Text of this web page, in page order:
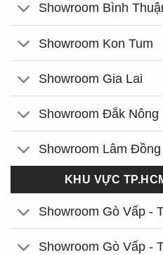
Showroom Bình
Showroom Kon Tum
Showroom Gia Lai
Showroom Đắk Nông
Showroom Lâm Đồng
KHU VỰC
Showroom Gò Vấp -
Showroom Gò Vấp -